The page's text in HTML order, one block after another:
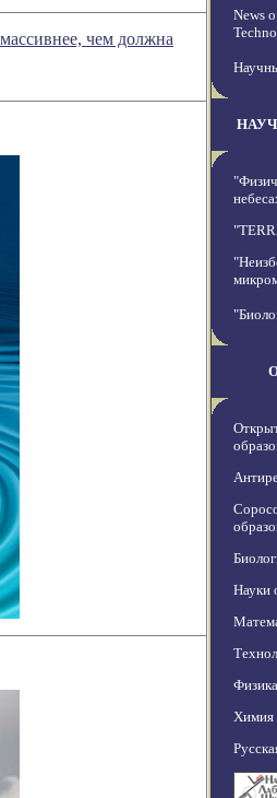
чем должна
News
Науки
Физика
Химия